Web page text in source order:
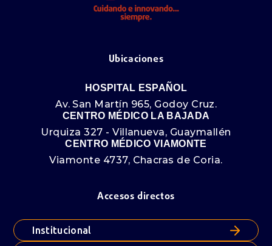
Ubicaciones
HOSPITAL ESPAÑOL
Av. San Martín 965, Godoy Cruz.
CENTRO MÉDICO LA BAJADA
Urquiza 327 - Villanueva, Guaymallén
CENTRO MÉDICO VIAMONTE
Viamonte 4737, Chacras de Coria.
Accesos directos
Institucional